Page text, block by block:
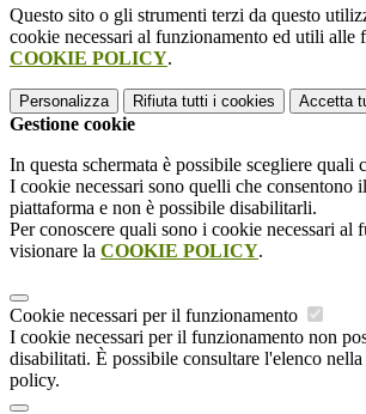
Questo sito o gli strumenti terzi da questo
cookie necessari al funzionamento ed utili alle
COOKIE POLICY.
Personalizza Rifiuta tutti i cookies Accetta
Gestione cookie
In questa schermata è possibile scegliere quali
I cookie necessari sono quelli che consentono
piattaforma e non è possibile disabilitarli.
Per conoscere quali sono i cookie necessari al
visionare la COOKIE POLICY.
Cookie necessari per il funzionamento
I cookie necessari per il funzionamento non
disabilitati. È possibile consultare l'elenco
policy.